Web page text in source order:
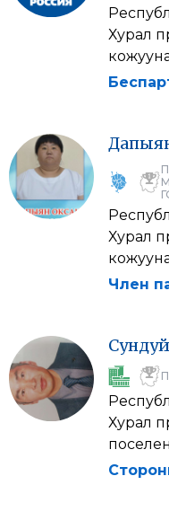
Хурал
Хурал
Член
Сундуй
Хурал